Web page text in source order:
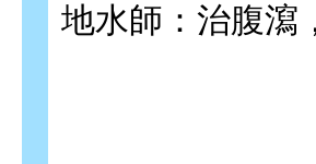
地水師：治腹瀉